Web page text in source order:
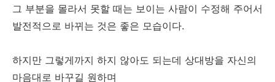
그 부분을 몰라서 못할 때는 보이는 사람이 수정해 주어서
발전적으로 바뀌는 것은 좋은 모습이다.
하지만 그렇게까지 하지 않아도 되는데 상대방을 자신의
마음대로 바꾸길 원하며